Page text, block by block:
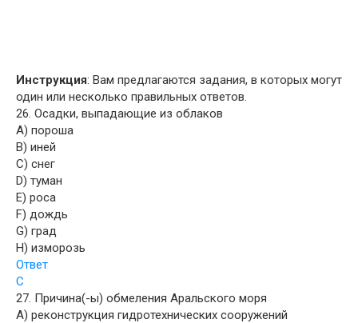
Инструкция: Вам предлагаются задания, в которых могут
один или несколько правильных ответов.
26. Осадки, выпадающие из облаков
A) пороша
B) иней
C) снег
D) туман
E) роса
F) дождь
G) град
H) изморозь
Ответ
C
27. Причина(-ы) обмеления Аральского моря
A) реконструкция гидротехнических сооружений